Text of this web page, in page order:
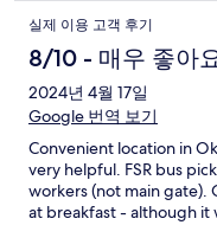
실제 이용 고객 후기
8/10 - 매우 좋아
2024년 4월 17일
Google 번역 보기
Convenient location in
very helpful. FSR bus
workers (not main
at breakfast - although it